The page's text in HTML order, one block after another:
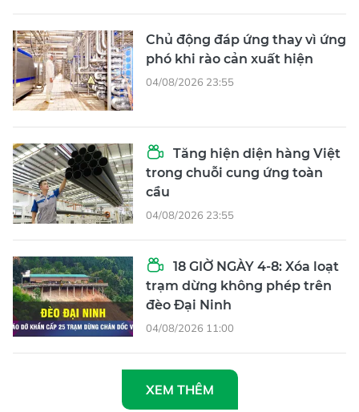
Chủ động đáp ứng thay vì ứng
phó khi rào cản xuất hiện
04/08/2026 23:55
Tăng hiện diện hàng Việt
trong chuỗi cung ứng toàn
cầu
04/08/2026 23:55
18 GIỜ NGÀY 4-8: Xóa loạt
trạm dừng không phép trên
đèo Đại Ninh
04/08/2026 11:00
XEM THÊM